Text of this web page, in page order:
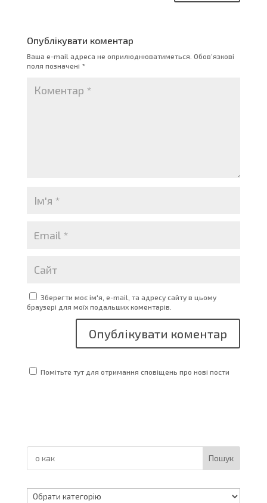
Опублікувати коментар
Ваша e-mail адреса не оприлюднюватиметься. Обов’язкові
поля позначені *
Зберегти моє ім'я, e-mail, та адресу сайту в цьому
браузері для моїх подальших коментарів.
Помітьте тут для отримання сповіщень про нові пости
Пошук
Категорії